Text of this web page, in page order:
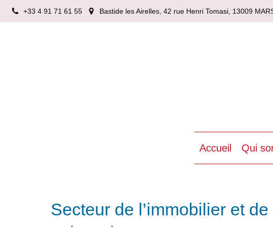
+33 4 91 71 61 55 Bastide les Airelles, 42 rue Henri Tomasi, 13009
Accueil Qui
Secteur de l’immobilier et